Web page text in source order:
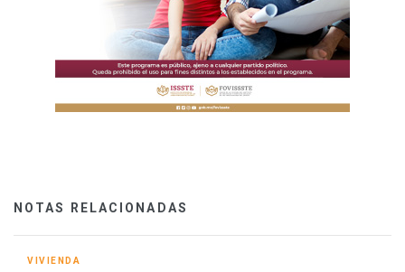
NOTAS RELACIONADAS
VIVIENDA